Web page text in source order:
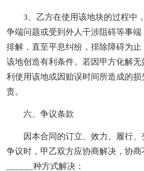
3、乙方在使用该地块的过程中
争端问题或受到外人干涉阻碍等事
排解，直至平息纠纷，排除障碍为止
该地创造有利条件。若因甲方化解
利使用该地或因贻误时间所造成的损
责。
六、争议条款
因本合同的订立、效力、履行
争议时，甲乙双方应协商解决，协
______种方式解决：